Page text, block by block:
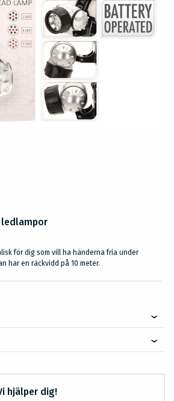
ledlampor
för dig som vill ha händerna fria under
har en räckvidd på 10 meter.
hjälper dig!